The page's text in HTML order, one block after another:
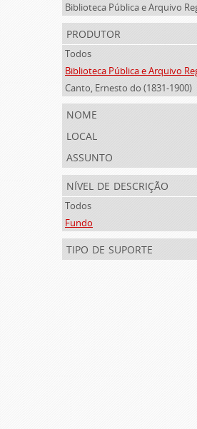
produtor
Todos
Canto, Ernesto do (1831-1900)
nome
local
assunto
nível de descrição
Todos
Fundo
tipo de suporte